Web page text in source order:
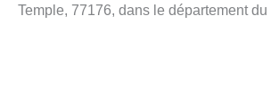
Temple, 77176, dans le département du